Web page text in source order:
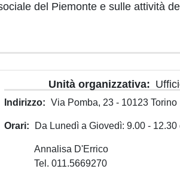
del Piemonte e sulle attività
Unità organizzativa
Indirizzo Via Pomba, 23 - 10123 Torino
Orari Da Lunedì a Giovedì: 9.00 -
Annalisa D'Errico
Tel. 011.5669270